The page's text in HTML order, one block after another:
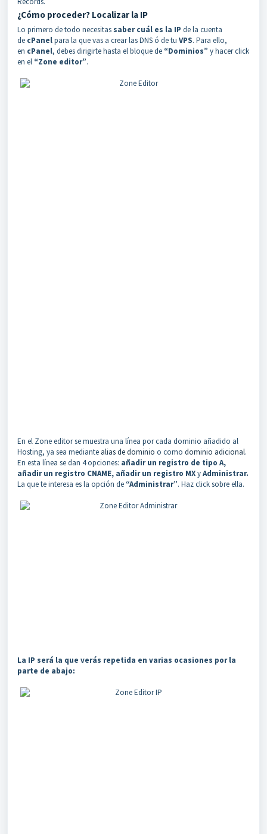
¿Cómo proceder? Localizar la IP
Lo primero de todo necesitas saber cuál es la IP de la cuenta
de cPanelpara la que vas a crear las DNS ó de tu VPS. Para ello,
en cPanel, debes dirigirte hasta el bloque de “Dominios” y hacer click
en el “Zone editor”.
En el Zone editor se muestra una línea por cada dominio añadido al
Hosting, ya sea mediante alias de dominio o como dominio adicional.
En esta línea se dan 4 opciones: añadir un registro de tipo A,
añadir un registro CNAME, añadir un registro MXyAdministrar.
La que te interesa es la opción de “Administrar”. Haz click sobre ella.
La IP será la que verás repetida en varias ocasiones por la
parte de abajo: